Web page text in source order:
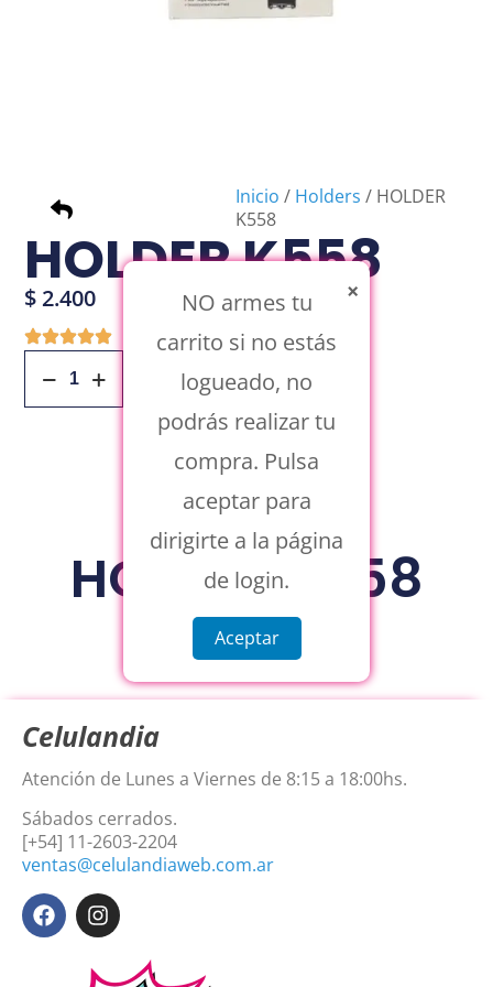
Inicio / Holders / HOLDER
K558
HOLDER K558
$2.400
Añadir Al Carrito
HOLDER K558
Celulandia
Atención de Lunes a Viernes de 8:15 a 18:00hs.
Sábados cerrados.
[+54] 11-2603-2204
ventas@celulandiaweb.com.ar
×
NO armes tu
carrito si no estás
logueado, no
podrás realizar tu
compra. Pulsa
aceptar para
dirigirte a la página
de login.
Aceptar